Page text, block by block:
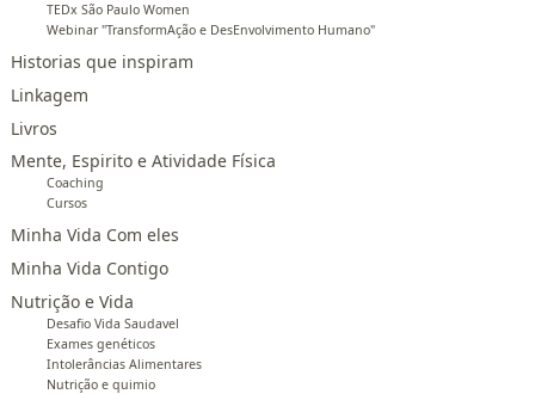
TEDx São Paulo Women
Webinar "TransformAção e DesEnvolvimento Humano"
Historias que inspiram
Linkagem
Livros
Mente, Espirito e Atividade Física
Coaching
Cursos
Minha Vida Com eles
Minha Vida Contigo
Nutrição e Vida
Desafio Vida Saudavel
Exames genéticos
Intolerâncias Alimentares
Nutrição e quimio